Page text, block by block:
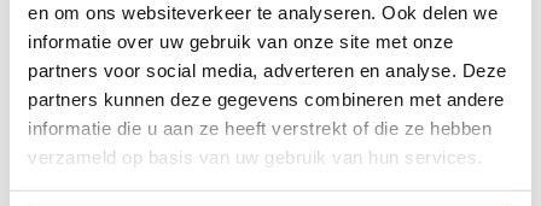
en om ons websiteverkeer te analyseren. Ook delen we
informatie over uw gebruik van onze site met onze
partners voor social media, adverteren en analyse. Deze
partners kunnen deze gegevens combineren met andere
informatie die u aan ze heeft verstrekt of die ze hebben
verzameld op basis van uw gebruik van hun services.
Vergroten
Naaldvilt